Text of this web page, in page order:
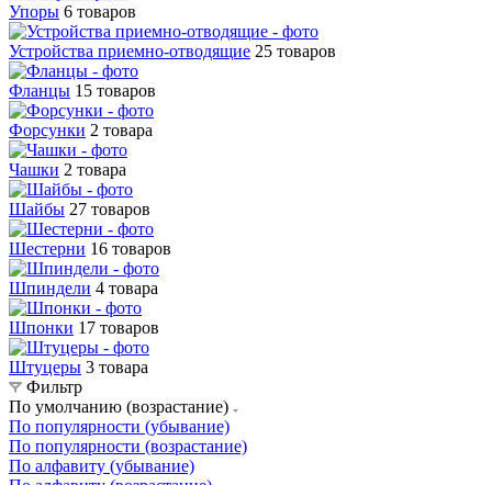
Упоры 6 товаров
Устройства приемно-отводящие 25 товаров
Фланцы 15 товаров
Форсунки 2 товара
Чашки 2 товара
Шайбы 27 товаров
Шестерни 16 товаров
Шпиндели 4 товара
Шпонки 17 товаров
Штуцеры 3 товара
Фильтр
По умолчанию (возрастание)
По популярности (убывание)
По популярности (возрастание)
По алфавиту (убывание)